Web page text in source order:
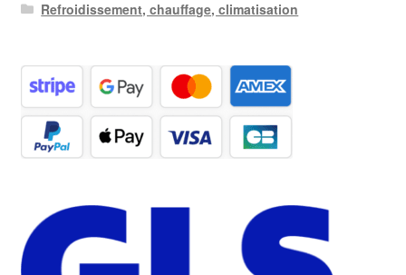
Refroidissement, chauffage, climatisation